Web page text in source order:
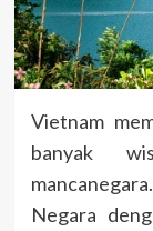
Vietnam
banyak
Negara